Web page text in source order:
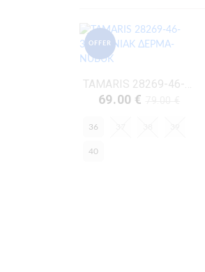
OFFER
TAMARIS 28269-46-305 ΚΟΝΙΑΚ ΔΕΡΜΑ-NUBUK
69.00 €
36
40